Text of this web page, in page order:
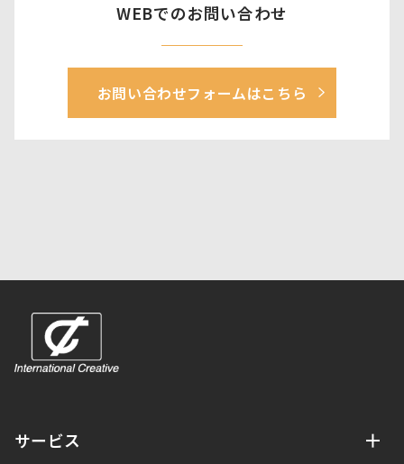
WEBでのお問い合わせ
お問い合わせフォームはこちら
サービス